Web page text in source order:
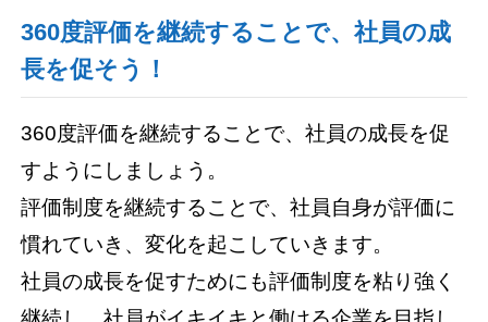
360度評価を継続することで、社員の成
長を促そう！
360度評価を継続することで、社員の成長を促
すようにしましょう。
評価制度を継続することで、社員自身が評価に
慣れていき、変化を起こしていきます。
社員の成長を促すためにも評価制度を粘り強く